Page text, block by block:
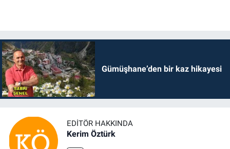
Gümüşhane’den bir kaz hikayesi
EDITÖR HAKKINDA
Kerim Öztürk